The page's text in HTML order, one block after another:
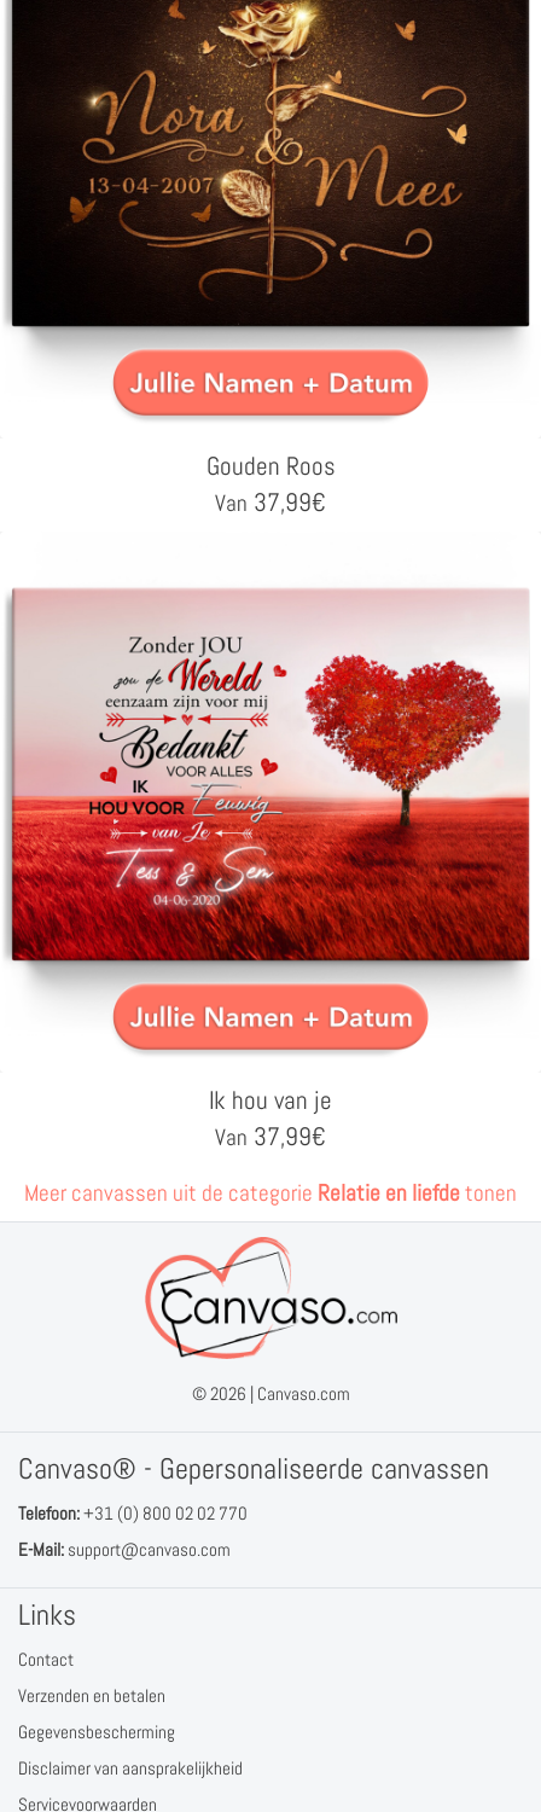
Gouden Roos
Van 37,99€
Ik hou van je
Van 37,99€
Meer canvassen uit de categorie Relatie en liefdetonen
© 2026 | Canvaso.com
Canvaso® - Gepersonaliseerde canvassen
Telefoon:+31 (0) 800 02 02 770
E-Mail: support@canvaso.com
Links
Contact
Verzenden en betalen
Gegevensbescherming
Disclaimer van aansprakelijkheid
Servicevoorwaarden